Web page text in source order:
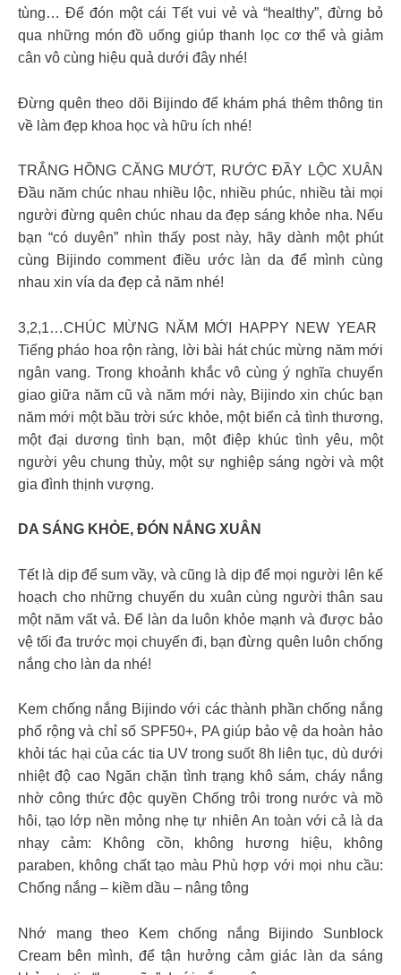
tùng… Để đón một cái Tết vui vẻ và “healthy”, đừng bỏ
qua những món đồ uống giúp thanh lọc cơ thể và giảm
cân vô cùng hiệu quả dưới đây nhé!
Đừng quên theo dõi Bijindo để khám phá thêm thông tin
về làm đẹp khoa học và hữu ích nhé!
TRẮNG HỒNG CĂNG MƯỚT, RƯỚC ĐẦY LỘC XUÂN
Đầu năm chúc nhau nhiều lộc, nhiều phúc, nhiều tài mọi
người đừng quên chúc nhau da đẹp sáng khỏe nha. Nếu
bạn “có duyên” nhìn thấy post này, hãy dành một phút
cùng Bijindo comment điều ước làn da để mình cùng
nhau xin vía da đẹp cả năm nhé!
3️,2,1…CHÚC MỪNG NĂM MỚI HAPPY NEW YEAR ️
Tiếng pháo hoa rộn ràng, lời bài hát chúc mừng năm mới
ngân vang. Trong khoảnh khắc vô cùng ý nghĩa chuyển
giao giữa năm cũ và năm mới này, Bijindo xin chúc bạn
năm mới một bầu trời sức khỏe, một biển cả tình thương,
một đại dương tình bạn, một điệp khúc tình yêu, một
người yêu chung thủy, một sự nghiệp sáng ngời và một
gia đình thịnh vượng.
DA SÁNG KHỎE, ĐÓN NẮNG XUÂN
Tết là dịp để sum vầy, và cũng là dịp để mọi người lên kế
hoạch cho những chuyến du xuân cùng người thân sau
một năm vất vả. Để làn da luôn khỏe mạnh và được bảo
vệ tối đa trước mọi chuyến đi, bạn đừng quên luôn chống
nắng cho làn da nhé!
Kem chống nắng Bijindo với các thành phần chống nắng
phổ rộng và chỉ số SPF50+, PA giúp bảo vệ da hoàn hảo
khỏi tác hại của các tia UV trong suốt 8h liên tục, dù dưới
nhiệt độ cao Ngăn chặn tình trạng khô sám, cháy nắng
nhờ công thức độc quyền Chống trôi trong nước và mồ
hôi, tạo lớp nền mỏng nhẹ tự nhiên An toàn với cả là da
nhạy cảm: Không cồn, không hương hiệu, không
paraben, không chất tạo màu Phù hợp với mọi nhu cầu:
Chống nắng – kiềm dầu – nâng tông
Nhớ mang theo Kem chống nắng Bijindo Sunblock
Cream bên mình, để tận hưởng cảm giác làn da sáng